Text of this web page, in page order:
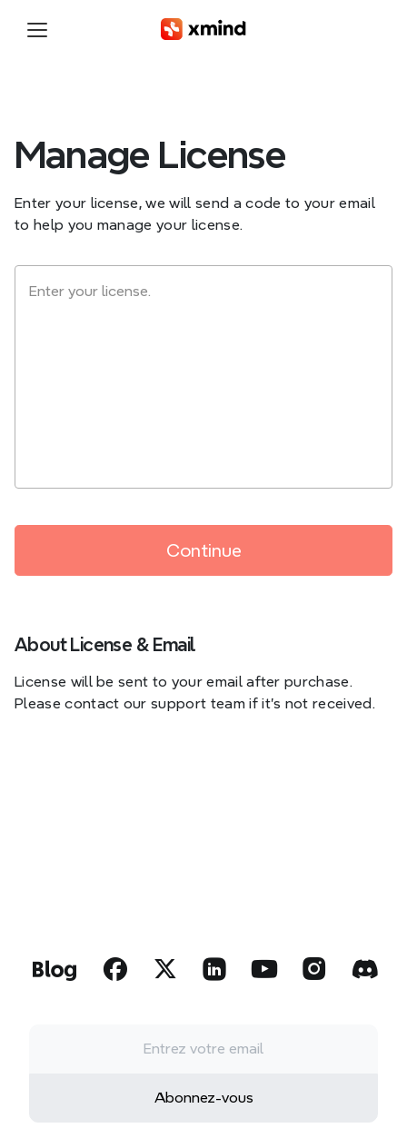
Manage License
Enter your license, we will send a code to your email
to help you manage your license.
Enter your license.
About License & Email
License will be sent to your email after purchase.
Please contact our support team if it’s not received.
Abonnez-vous